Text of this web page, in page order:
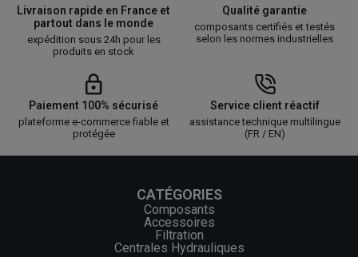
Livraison rapide en France et
partout dans le monde
expédition sous 24h pour les
produits en stock
Qualité garantie
composants certifiés et testés
selon les normes industrielles
Paiement 100% sécurisé
plateforme e-commerce fiable et
protégée
Service client réactif
assistance technique multilingue
(FR / EN)
CATÉGORIES
Composants
Accessoires
Filtration
Centrales Hydrauliques